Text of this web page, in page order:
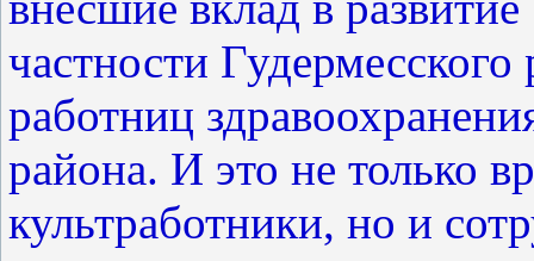
частности Гудермесского
работниц
района. И это не только
культработники, но и